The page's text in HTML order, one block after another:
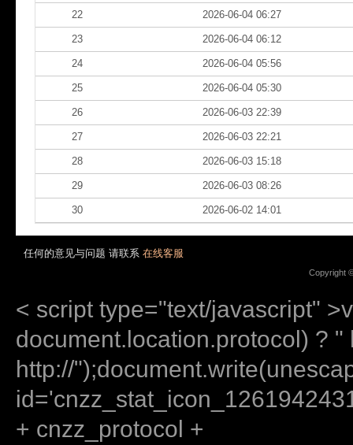
22 2026-06-04 06:27
23 2026-06-04 06:12
24 2026-06-04 05:56
25 2026-06-04 05:30
26 2026-06-03 22:39
27 2026-06-03 22:21
28 2026-06-03 15:18
29 2026-06-03 08:26
30 2026-06-02 14:01
任何的意见与问题 请联系 在线客服
Copyright
< script type="text/javascript"
document.location.protocol) ? "
http://
+ cnzz_protocol +